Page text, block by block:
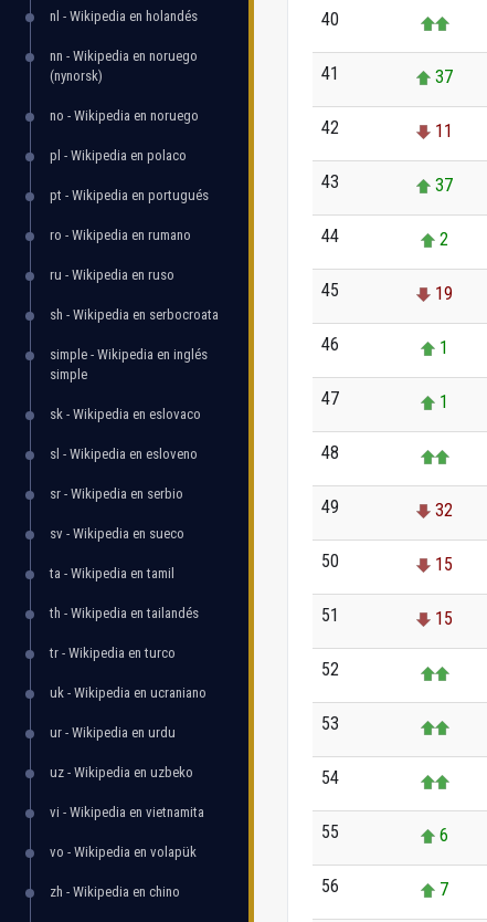
nl - Wikipedia en holandés
nn - Wikipedia en noruego
(nynorsk)
no - Wikipedia en noruego
pl - Wikipedia en polaco
pt - Wikipedia en portugués
ro - Wikipedia en rumano
ru - Wikipedia en ruso
sh - Wikipedia en serbocroata
simple - Wikipedia en inglés
simple
sk - Wikipedia en eslovaco
sl - Wikipedia en esloveno
sr - Wikipedia en serbio
sv - Wikipedia en sueco
ta - Wikipedia en tamil
th - Wikipedia en tailandés
tr - Wikipedia en turco
uk - Wikipedia en ucraniano
ur - Wikipedia en urdu
uz - Wikipedia en uzbeko
vi - Wikipedia en vietnamita
vo - Wikipedia en volapük
zh - Wikipedia en chino
40
41 37
42 11
43 37
44 2
45 19
46 1
47 1
48
49 32
50 15
51 15
52
53
54
55 6
56 7